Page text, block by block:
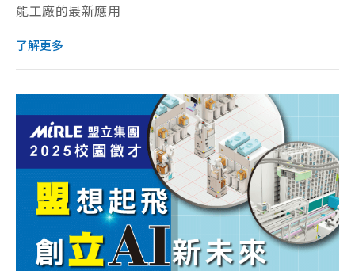
能工廠的最新應用
了解更多